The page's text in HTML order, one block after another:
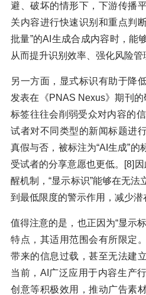
避、破坏的情形下，下游传播
关内容进行快速识别和重点判
批量”的AI生成合成内容时，能
从而提升识别效率、强化风险管
另一方面，显式标识有助于降
发表在《PNAS Nexus》期刊的
标签往往会削弱受众对内容的
试者对不同类型的新闻标题进
真假与否，被标注为“AI生成”的
受试者的分享意愿也更低。[8]因
醒机制，“显示标识”能够在无
到最低限度的警示作用，减少潜
值得注意的是，也正因为“显示
特点，其适用范围会有所限定
带来的信息过载，甚至无法建
当前，AI广泛应用于内容生产
创意等积极效用，推动广告素